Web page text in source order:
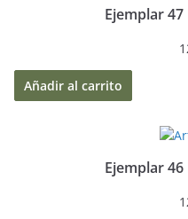
Ejemplar
Añadir al carrito
Ejemplar